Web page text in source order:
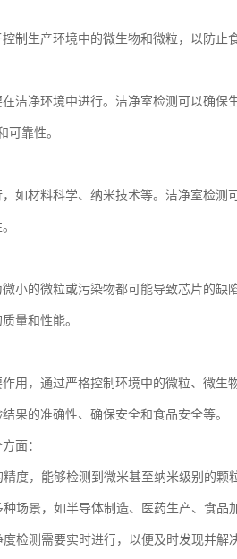
制生产环境中的微生物和微粒，以防止
洁净环境中进行。洁净室检测可以确
可靠性。
如材料科学、纳米技术等。洁净室检
小的微粒或污染物都可能导致芯片的
量和性能。
用，通过严格控制环境中的微粒、微
果的准确性、确保安全和食品安全等。
面：
度，能够检测到微米甚至纳米级别的颗
场景，如半导体制造、医药生产、食品
检测需要实时进行，以便及时发现并解